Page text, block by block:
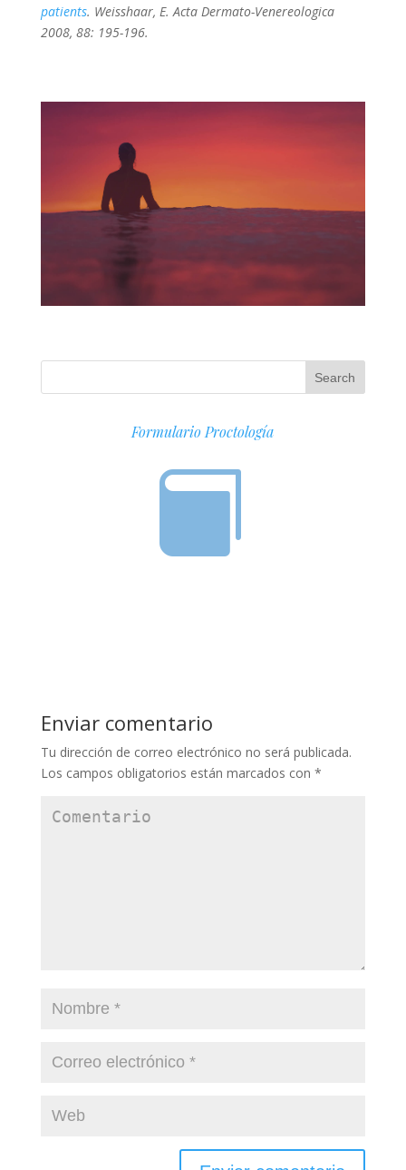
patients. Weisshaar, E. Acta Dermato-Venereologica
2008, 88: 195-196.
Formulario Proctología

Enviar comentario
Tu dirección de correo electrónico no será publicada.
Los campos obligatorios están marcados con *